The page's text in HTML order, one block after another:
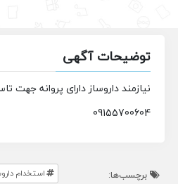
توضیحات آگهی
نیازمند داروساز دارای پروانه جهت
09155700604
برچسب‌ها: استخدام